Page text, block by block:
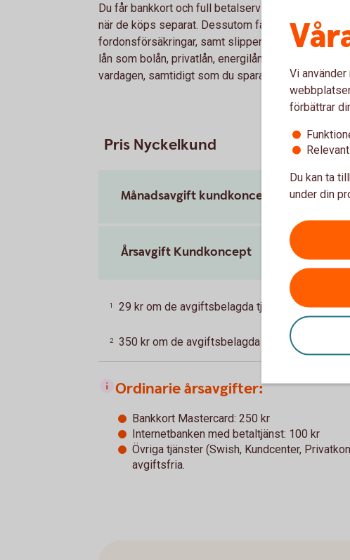
Du får bankkort och full betalservice inkluderat —
när de köps separat. Dessutom får du rabatt på
fordonsförsäkringar, samt slipper
lån som bolån, privatlån, energilån med flera. Det
vardagen, samtidigt som du sparar både tid och
Pris Nyckelkund
Månadsavgift kundkoncept
Årsavgift Kundkoncept
1 29 kr om de avgiftsbelagda tjänsterna köps
2 350 kr om de avgiftsbelagda tjänsterna köps
Ordinarie årsavgifter:
Bankkort Mastercard: 250 kr
Internetbanken med betaltjänst: 100 kr
Övriga tjänster (Swish, Kundcenter,
avgiftsfria.
Vi
förbättrar
Du kan ta
under din